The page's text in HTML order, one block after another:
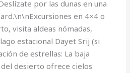
por las dunas en una
en 4×4 o
visita aldeas nómadas,
estacional Dayet Srij (si
de estrellas: La baja
desierto ofrece cielos